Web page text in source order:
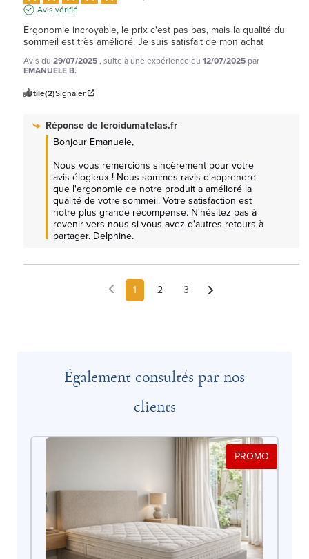
Avis vérifié
Ergonomie incroyable, le prix c'est pas bas, mais la qualité du
sommeil est très amélioré. Je suis satisfait de mon achat
Avis du 29/07/2025, suite à une expérience du 12/07/2025 par
EMANUELE B.
Utile(2)Signaler
Réponse deleroidumatelas.fr
Bonjour Emanuele,
Nous vous remercions sincèrement pour votre
avis élogieux ! Nous sommes ravis d'apprendre
que l'ergonomie de notre produit a amélioré la
qualité de votre sommeil. Votre satisfaction est
notre plus grande récompense. N'hésitez pas à
revenir vers nous si vous avez d'autres retours à
partager. Delphine.
1 2 3
Également consultés par nos
clients
PROMO